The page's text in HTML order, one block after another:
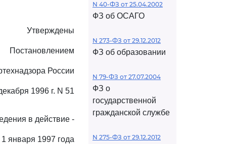
Утверждены
Постановлением
России
1996 г. N 51
в действие -
1 января 1997 года
N 40-ФЗ от 25.04.2002
ФЗ об ОСАГО
N 273-ФЗ от 29.12.2012
ФЗ об образовании
N 79-ФЗ от 27.07.2004
ФЗ о
государственной
гражданской службе
N 275-ФЗ от 29.12.2012